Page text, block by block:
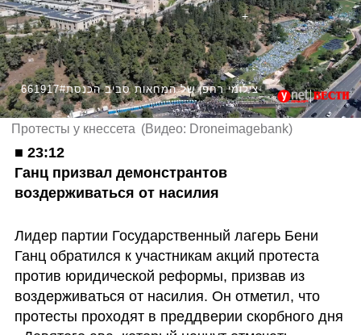
661917#צילומי רחפן של המחאות סביב הכנסת
Протесты у кнессета (Видео: Droneimagebank)
■ 23:12
Ганц призвал демонстрантов
воздерживаться от насилия
Лидер партии Государственный лагерь Бени
Ганц обратился к участникам акций протеста
против юридической реформы, призвав из
воздерживаться от насилия. Он отметил, что
протесты проходят в преддверии скорбного дня